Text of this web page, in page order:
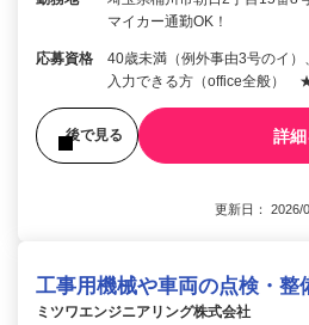
マイカー通勤OK！
応募資格
40歳未満（例外事由3号のイ
入力できる方（office全般）
後で見る 詳
更新日：
工事用機械や車両の点検・整
ミツワエンジニアリング株式会社